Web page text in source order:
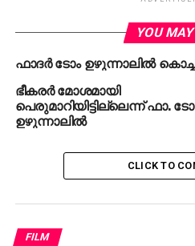
YOU
ഫാദര്‍ ടോം ഉഴുന്നാലില്‍
ഭീകരര്‍ മോശമായി
പെരുമാറിയിട്ടില്ലെന്ന് ഫാ.
ഉഴുന്നാലില്‍
CLICK TO
FILM